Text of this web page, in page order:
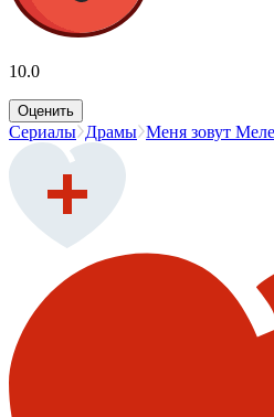
10.0
Оценить
Сериалы Драмы Меня зовут